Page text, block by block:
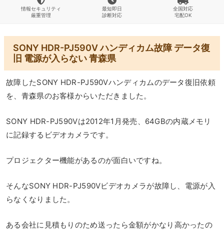
情報セキュリティ
厳重管理
最短即日
診断対応
全国対応
宅配OK
SONY HDR-PJ590V ハンディカム故障 データ復
旧 電源が入らない 青森県
故障したSONY HDR-PJ590Vハンディカムのデータ復旧依頼
を、青森県のお客様からいただきました。
SONY HDR-PJ590Vは2012年1月発売、64GBの内蔵メモリ
に記録するビデオカメラです。
プロジェクター機能があるのが面白いですね。
そんなSONY HDR-PJ590Vビデオカメラが故障し、電源が入
らなくなりました。
ある会社に見積もりのため送ったら金額がかなり高かったの